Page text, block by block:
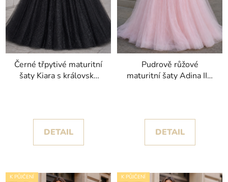
Černé třpytivé maturitní
šaty Kiara s královsky
DETAIL
Pudrově růžové
maturitní šaty Adina II s
DETAIL
K PŮJČENÍ K PŮJČENÍ